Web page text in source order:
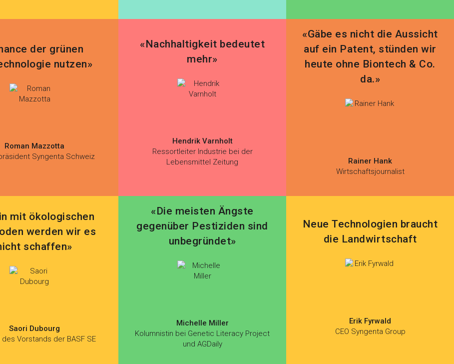
der grünen
nutzen»
Roman Mazzotta
Syngenta Schweiz
«Nachhaltigkeit bedeutet
mehr»
Hendrik Varnholt
Ressortleiter Industrie bei der
Lebensmittel Zeitung
«Gäbe es nicht die Aussicht
auf ein Patent, stünden wir
heute ohne Biontech & Co.
da.»
Rainer Hank
Wirtschaftsjournalist
mit ökologischen
werden wir es
schaffen»
Saori Dubourg
Vorstands der BASF SE
«Die meisten Ängste
gegenüber Pestiziden sind
unbegründet»
Michelle Miller
Kolumnistin bei Genetic Literacy Project
und AGDaily
Neue Technologien braucht
die Landwirtschaft
Erik Fyrwald
CEO Syngenta Group